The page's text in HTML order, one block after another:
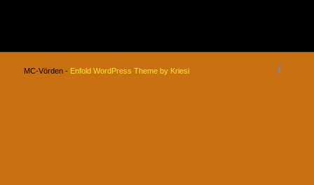
MC-Vörden - Enfold WordPress Theme by Kriesi